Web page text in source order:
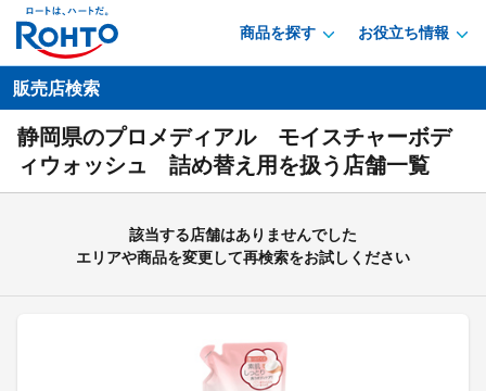
商品を探す お役立ち情報
販売店検索
静岡県のプロメディアル モイスチャーボデ
ィウォッシュ 詰め替え用を扱う店舗一覧
該当する店舗はありませんでした
エリアや商品を変更して再検索をお試しください